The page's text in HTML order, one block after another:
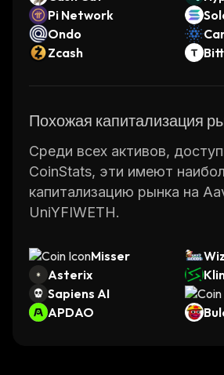
Pi Network
Ondo
Zcash
Похожая капитализация
Среди всех активов,
CoinStats, эти имеют
капитализацию рынка на
UniYFIWETH.
Misser
Asterix
M
Sapiens AI
APDAO